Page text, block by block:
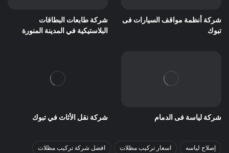
شركة أنظمة مواقف السيارات فى
تبوك
شركة طابعات البطاقات
البلاستيكية في المدينة المنورة
شركة لياسة فى الدمام شركة نقل الأثاث في تبوك
إصلاح لياسه اسعار تركيب مظلات افضل شركة تركيب مظلات